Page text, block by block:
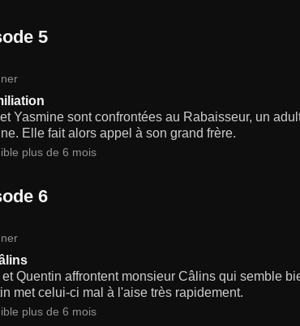
5
Yasmine sont confrontées au Rabaisseur, un
Elle fait alors appel à son grand frère.
plus de 6 mois
6
et Quentin affrontent monsieur Câlins qui semble
met celui-ci mal à l'aise très rapidement.
plus de 6 mois